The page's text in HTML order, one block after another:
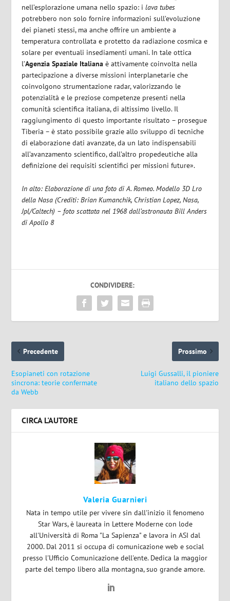
nell’esplorazione umana nello spazio: ilava tubes
potrebbero non solo fornire informazioni sull’evoluzione
dei pianeti stessi, ma anche offrire un ambiente a
temperatura controllata e protetto da radiazione cosmica e
solare per eventuali insediamenti umani. In tale ottica
l’Agenzia Spaziale Italiana è attivamente coinvolta nella
partecipazione a diverse missioni interplanetarie che
coinvolgono strumentazione radar, valorizzando le
potenzialità e le preziose competenze presenti nella
comunità scientifica italiana, di altissimo livello. Il
raggiungimento di questo importante risultato – prosegue
Tiberia – è stato possibile grazie allo sviluppo di tecniche
di elaborazione dati avanzate, da un lato indispensabili
all’avanzamento scientifico, dall’altro propedeutiche alla
definizione dei requisiti scientifici per missioni future».
In alto: Elaborazione di una foto di A. Romeo. Modello 3D Lro
della Nasa (Crediti: Brian Kumanchik, Christian Lopez, Nasa,
Jpl/Caltech) – foto scattata nel 1968 dall’astronauta Bill Anders
di Apollo 8
CONDIVIDERE:
Precedente
Esopianeti con rotazione
sincrona: teorie confermate
da Webb
Prossimo
Luigi Gussalli, il pioniere
italiano dello spazio
CIRCA L'AUTORE
Valeria Guarnieri
Nata in tempo utile per vivere sin dall'inizio il fenomeno
Star Wars, è laureata in Lettere Moderne con lode
all'Università di Roma "La Sapienza" e lavora in ASI dal
2000. Dal 2011 si occupa di comunicazione web e social
presso l'Ufficio Comunicazione dell'ente. Dedica la maggior
parte del tempo libero alla montagna, suo grande amore.